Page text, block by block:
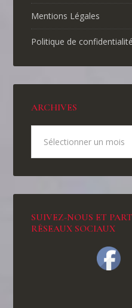
Mentions Légales
Politique de confidentialité
ARCHIVES
SUIVEZ-NOUS ET
RÉSEAUX SOCIAUX